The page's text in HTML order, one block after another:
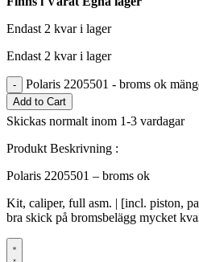
Endast 2 kvar i lager
Endast 2 kvar i lager
- Polaris 2205501 - broms ok
Add to Cart
Skickas normalt inom 1-3 vardagar
Produkt Beskrivning :
Polaris 2205501 – broms ok
Kit, caliper, full asm. | [incl. piston,
bra skick på bromsbelägg mycket